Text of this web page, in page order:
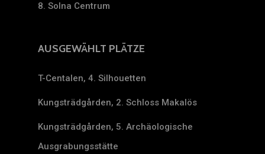
8. Solna Centrum
AUSGEWÄHLT PLÄTZE
T-Centalen, 4. Silhouetten
Kungsträdgården, 2. Schloss Makalös
Kungsträdgården, 5. Archäologische
Ausgrabungsstätte